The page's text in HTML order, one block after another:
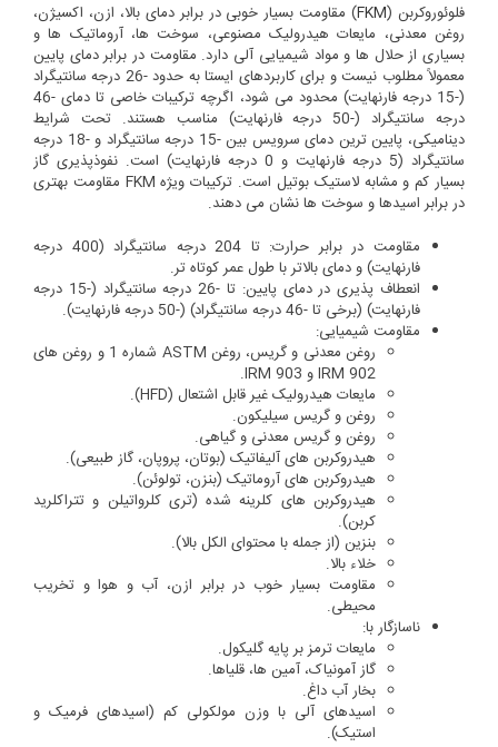
فلوئوروکربن (FKM) مقاومت بسیار خوبی در برابر دمای بالا، ازن، اکسیژن،
روغن معدنی، مایعات هیدرولیک مصنوعی، سوخت ها، آروماتیک ها و
بسیاری از حلال ها و مواد شیمیایی آلی دارد. مقاومت در برابر دمای پایین
معمولاً مطلوب نیست و برای کاربردهای ایستا به حدود -26 درجه سانتیگراد
(-15 درجه فارنهایت) محدود می شود، اگرچه ترکیبات خاصی تا دمای -46
درجه سانتیگراد (-50 درجه فارنهایت) مناسب هستند. تحت شرایط
دینامیکی، پایین ترین دمای سرویس بین -15 درجه سانتیگراد و -18 درجه
سانتیگراد (5 درجه فارنهایت و 0 درجه فارنهایت) است. نفوذپذیری گاز
بسیار کم و مشابه لاستیک بوتیل است. ترکیبات ویژه FKM مقاومت بهتری
در برابر اسیدها و سوخت ها نشان می دهند.
مقاومت در برابر حرارت: تا 204 درجه سانتیگراد (400 درجه
فارنهایت) و دمای بالاتر با طول عمر کوتاه تر.
انعطاف پذیری در دمای پایین: تا -26 درجه سانتیگراد (-15 درجه
فارنهایت) (برخی تا -46 درجه سانتیگراد) (-50 درجه فارنهایت).
مقاومت شیمیایی:
روغن معدنی و گریس، روغن ASTM شماره 1 و روغن های
IRM 902 و IRM 903.
مایعات هیدرولیک غیر قابل اشتعال (HFD).
روغن و گریس سیلیکون.
روغن و گریس معدنی و گیاهی.
هیدروکربن های آلیفاتیک (بوتان، پروپان، گاز طبیعی).
هیدروکربن های آروماتیک (بنزن، تولوئن).
هیدروکربن های کلرینه شده (تری کلرواتیلن و تتراکلرید
کربن).
بنزین (از جمله با محتوای الکل بالا).
خلاء بالا.
مقاومت بسیار خوب در برابر ازن، آب و هوا و تخریب
محیطی.
ناسازگار با:
مایعات ترمز بر پایه گلیکول.
گاز آمونیاک، آمین ها، قلیاها.
بخار آب داغ.
اسیدهای آلی با وزن مولکولی کم (اسیدهای فرمیک و
استیک).